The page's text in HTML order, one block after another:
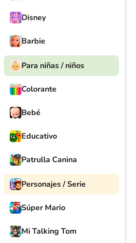
Disney
Barbie
Para niñas / niños
Colorante
Bebé
Educativo
Patrulla Canina
Personajes / Serie
Súper Mario
Mi Talking Tom